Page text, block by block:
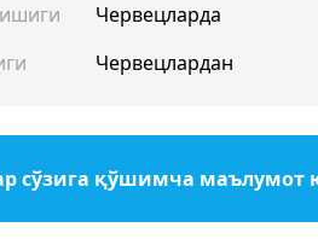
Червецларда
Червецлардан
сўзига қўшимча